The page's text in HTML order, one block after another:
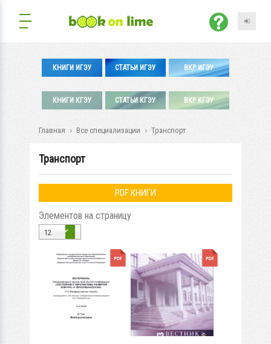
КНИГИ ИГЭУ СТАТЬИ ИГЭУ ВКР ИГЭУ
КНИГИ КГЭУ СТАТЬИ КГЭУ ВКР КГЭУ
Главная Все специализации Транспорт
Транспорт
PDF КНИГИ
Элементов на страницу
12